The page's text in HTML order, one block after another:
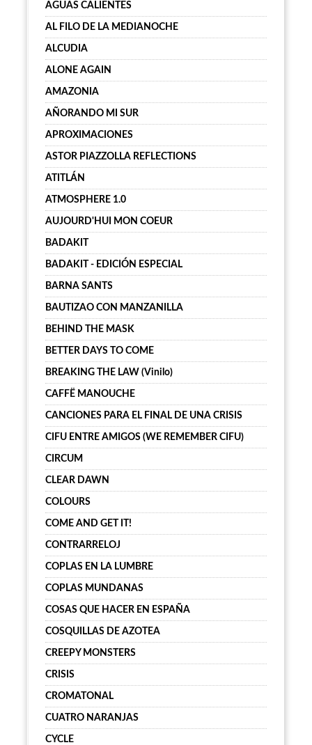
AGUAS CALIENTES
AL FILO DE LA MEDIANOCHE
ALCUDIA
ALONE AGAIN
AMAZONIA
AÑORANDO MI SUR
APROXIMACIONES
ASTOR PIAZZOLLA REFLECTIONS
ATITLÁN
ATMOSPHERE 1.0
AUJOURD'HUI MON COEUR
BADAKIT
BADAKIT - EDICIÓN ESPECIAL
BARNA SANTS
BAUTIZAO CON MANZANILLA
BEHIND THE MASK
BETTER DAYS TO COME
BREAKING THE LAW (Vinilo)
CAFFË MANOUCHE
CANCIONES PARA EL FINAL DE UNA CRISIS
CIFU ENTRE AMIGOS (WE REMEMBER CIFU)
CIRCUM
CLEAR DAWN
COLOURS
COME AND GET IT!
CONTRARRELOJ
COPLAS EN LA LUMBRE
COPLAS MUNDANAS
COSAS QUE HACER EN ESPAÑA
COSQUILLAS DE AZOTEA
CREEPY MONSTERS
CRISIS
CROMATONAL
CUATRO NARANJAS
CYCLE